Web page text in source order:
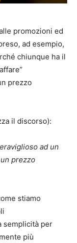
promozioni ed
ad esempio,
chiunque ha il
prezzo
il discorso):
ad un
prezzo
stiamo
semplicità per
più